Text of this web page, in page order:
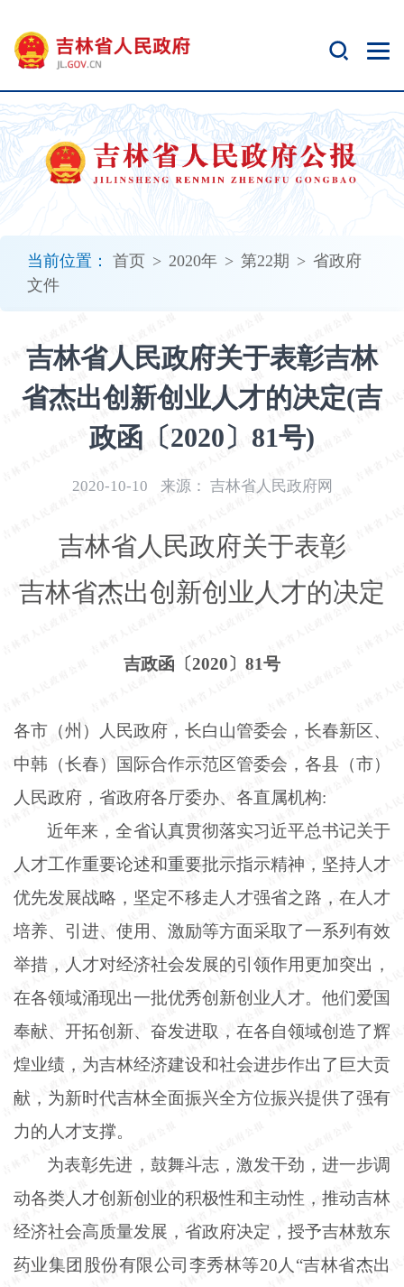
当前位置： 首页 > 2020年 > 第22期 > 省政府
文件
吉林省人民政府关于表彰吉林
省杰出创新创业人才的决定(吉
政函〔2020〕81号)
2020-10-10 来源： 吉林省人民政府网
吉林省人民政府关于表彰
吉林省杰出创新创业人才的决定
吉政函〔2020〕81号
各市（州）人民政府，长白山管委会，长春新区、
中韩（长春）国际合作示范区管委会，各县（市）
人民政府，省政府各厅委办、各直属机构:
近年来，全省认真贯彻落实习近平总书记关于
人才工作重要论述和重要批示指示精神，坚持人才
优先发展战略，坚定不移走人才强省之路，在人才
培养、引进、使用、激励等方面采取了一系列有效
举措，人才对经济社会发展的引领作用更加突出，
在各领域涌现出一批优秀创新创业人才。他们爱国
奉献、开拓创新、奋发进取，在各自领域创造了辉
煌业绩，为吉林经济建设和社会进步作出了巨大贡
献，为新时代吉林全面振兴全方位振兴提供了强有
力的人才支撑。
为表彰先进，鼓舞斗志，激发干劲，进一步调
动各类人才创新创业的积极性和主动性，推动吉林
经济社会高质量发展，省政府决定，授予吉林敖东
药业集团股份有限公司李秀林等20人“吉林省杰出
开
无
障
碍
说
明
加